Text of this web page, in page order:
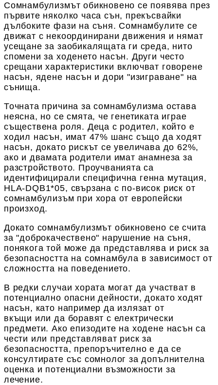
Сомнамбулизмът обикновено се появява през
първите няколко часа сън, прекъсвайки
дълбоките фази на съня. Сомнамбулите се
движат с некоординирани движения и нямат
усещане за заобикалящата ги среда, нито
спомени за ходенето насън. Други често
срещани характеристики включват говорене
насън, ядене насън и дори "изиграване" на
сънища.
Точната причина за сомнамбулизма остава
неясна, но се смята, че генетиката играе
съществена роля. Деца с родител, който е
ходил насън, имат 47% шанс също да ходят
насън, докато рискът се увеличава до 62%,
ако и двамата родители имат анамнеза за
разстройството. Проучванията са
идентифицирали специфична генна мутация,
HLA-DQB1*05, свързана с по-висок риск от
сомнамбулизъм при хора от европейски
произход.
Докато сомнамбулизмът обикновено се счита
за "доброкачественo" нарушение на съня,
понякога той може да представлява и риск за
безопасността на сомнамбула в зависимост от
сложността на поведението.
В редки случаи хората могат да участват в
потенциално опасни дейности, докато ходят
насън, като например да излязат от
вкъщи или да боравят с електрически
предмети. Ако епизодите на ходене насън са
чести или представляват риск за
безопасността, препоръчително е да се
консултирате със сомнолог за допълнителна
оценка и потенциални възможности за
лечение.